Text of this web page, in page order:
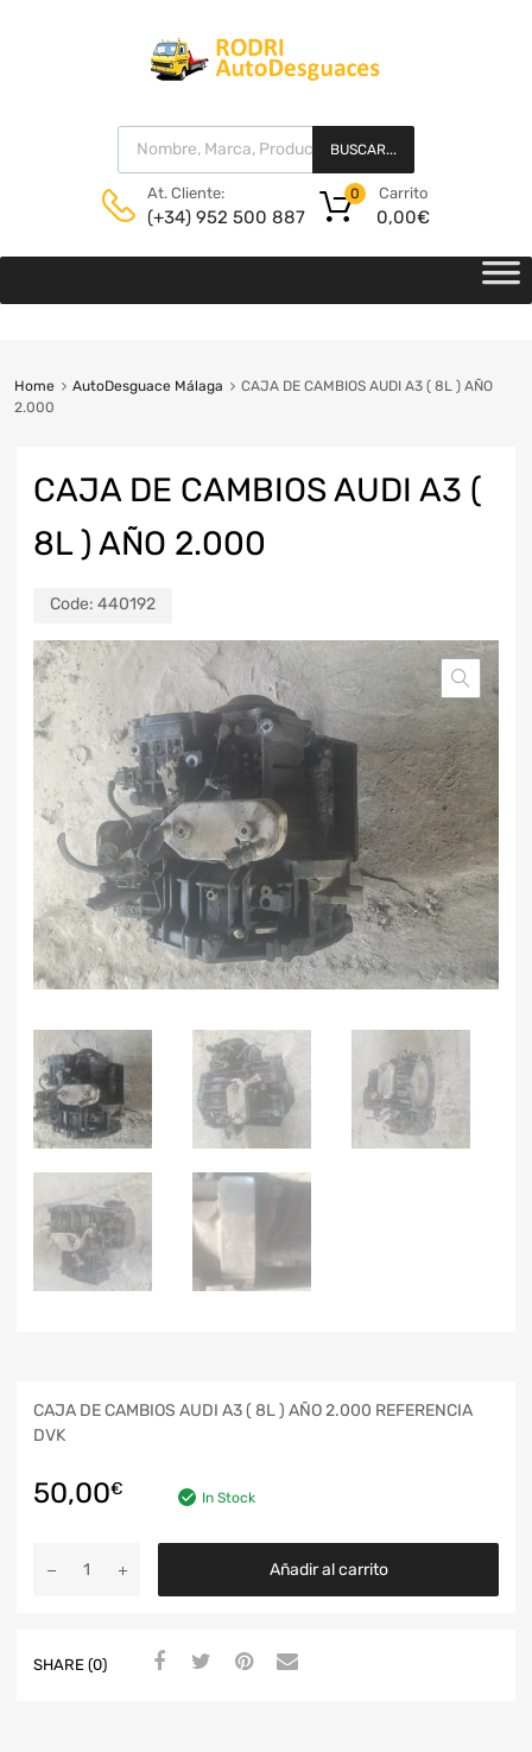
BUSCAR...
At. Cliente:
(+34) 952 500 887
Carrito
0,00€
0
Home AutoDesguace Málaga
CAJA DE CAMBIOS AUDI A3 ( 8L ) AÑO
2.000
CAJA DE CAMBIOS AUDI A3 (
8L ) AÑO 2.000
Code: 440192
CAJA DE CAMBIOS AUDI A3 ( 8L ) AÑO 2.000 REFERENCIA
DVK
50,00€ In Stock
Añadir al carrito
SHARE (0)